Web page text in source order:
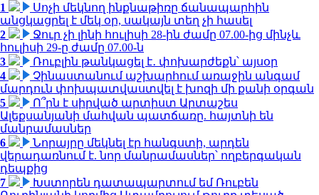
1
Սոչի մեկնող ինքնաթիռը ճանապարհին
անցկացրել է մեկ օր, սակայն տեղ չի հասել
2
Ջուր չի լինի հուլիսի 28-ին ժամը 07.00-ից մինչև
հուլիսի 29-ը ժամը 07.00-ն
3
Ռուբլին թանկացել է․ փոխարժեքն՝ այսօր
4
Չինաստանում աշխարհում առաջին անգամ
մարդուն փոխպատվաստվել է խոզի մի քանի օրգան
5
Ո՞րն է սիրված արտիստ Արտաշես
Ալեքսանյանի մահվան պատճառը. հայտնի են
մանրամասներ
6
Նորայրը մեկնել էր հանգստի, արդեն
վերադառնում է. նոր մանրամասներ՝ ողբերգական
դեպքից
7
Խստորեն դատապարտում եմ Ռուբեն